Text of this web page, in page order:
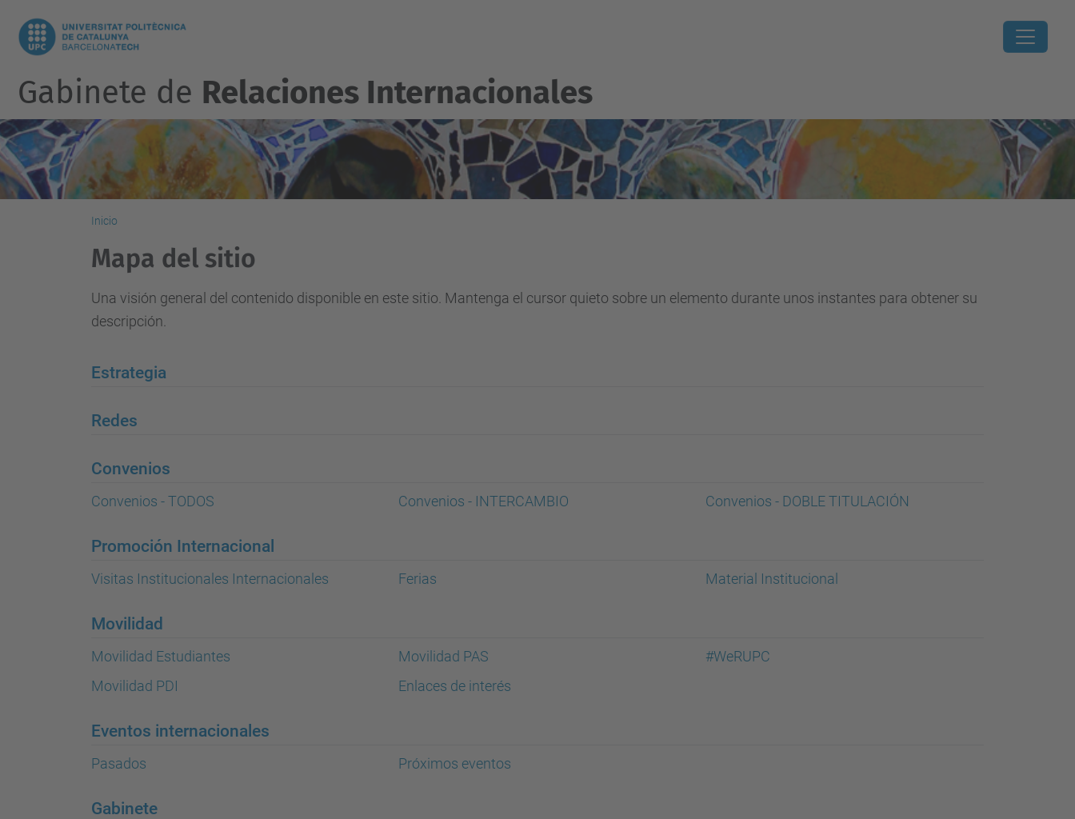
Gabinete de Relaciones Internacionales
Inicio
Mapa del sitio
Una visión general del contenido disponible en este sitio. Mantenga el cursor quieto sobre un elemento durante unos instantes para obtener su
descripción.
Estrategia
Redes
Convenios
Convenios - TODOS Convenios - INTERCAMBIO Convenios - DOBLE TITULACIÓN
Promoción Internacional
Visitas Institucionales Internacionales Ferias Material Institucional
Movilidad
Movilidad Estudiantes
Movilidad PDI
Movilidad PAS
Enlaces de interés
#WeRUPC
Eventos internacionales
Pasados Próximos eventos
Gabinete